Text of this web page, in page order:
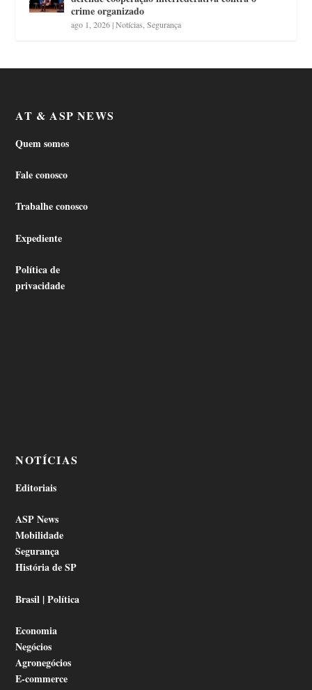
crime organizado
ago 1, 2026|Notícias ,Segurança
AT & ASP NEWS
Quem somos
Fale conosco
Trabalhe conosco
Expediente
Política de
privacidade
NOTÍCIAS
Editoriais
ASP News
Mobilidade
Segurança
História de SP
Brasil | Política
Economia
Negócios
Agronegócios
E-commerce